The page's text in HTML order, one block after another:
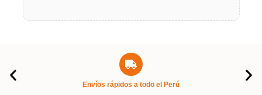
Envíos rápidos a todo el Perú